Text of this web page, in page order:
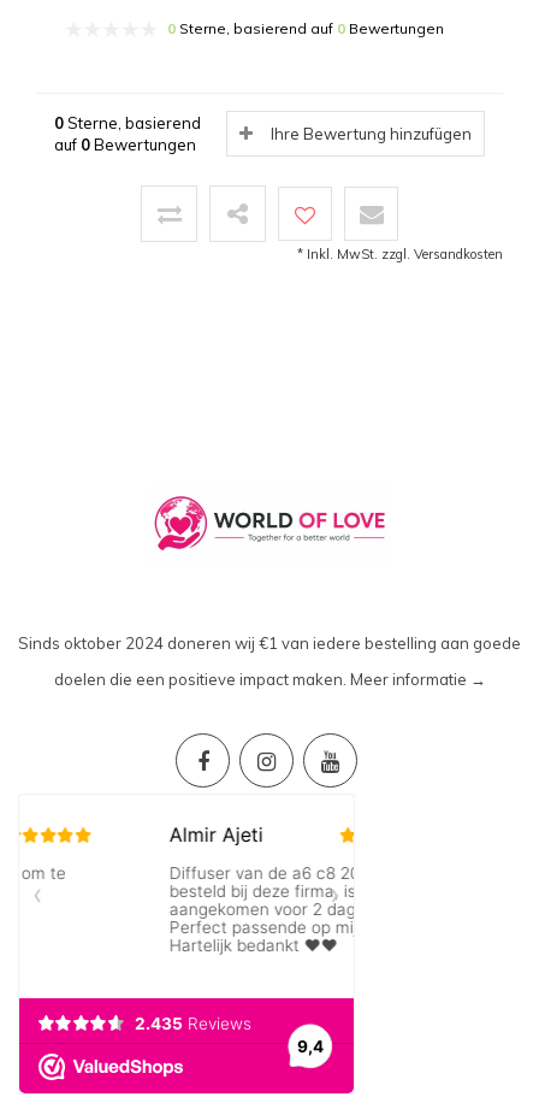
0 Sterne, basierend auf 0 Bewertungen
0Sterne, basierend
auf 0Bewertungen
Ihre Bewertung hinzufügen
* Inkl. MwSt. zzgl. Versandkosten
Sinds oktober 2024 doneren wij €1 van iedere bestelling aan goede
doelen die een positieve impact maken. Meer informatie →